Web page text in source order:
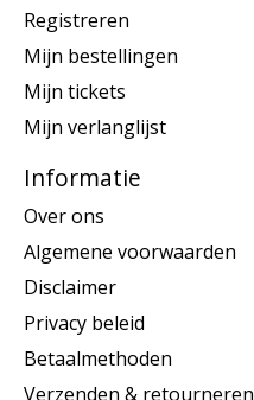
Registreren
Mijn bestellingen
Mijn tickets
Mijn verlanglijst
Informatie
Over ons
Algemene voorwaarden
Disclaimer
Privacy beleid
Betaalmethoden
Verzenden & retourneren